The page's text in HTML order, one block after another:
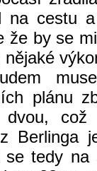
na cestu
že by se
nějaké
plánu
což
Berlinga
se tedy